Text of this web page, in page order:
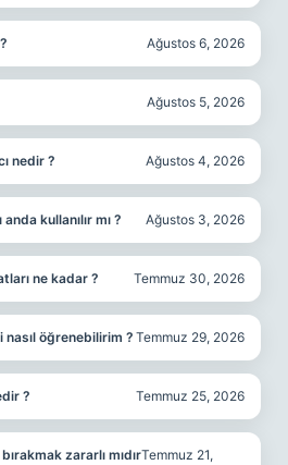
Ağustos 6, 2026
Ağustos 5, 2026
nedir ? Ağustos 4, 2026
kullanılır mı ? Ağustos 3, 2026
ne kadar ? Temmuz 30, 2026
öğrenebilirim ? Temmuz 29, 2026
? Temmuz 25, 2026
zararlı mıdırTemmuz 21,